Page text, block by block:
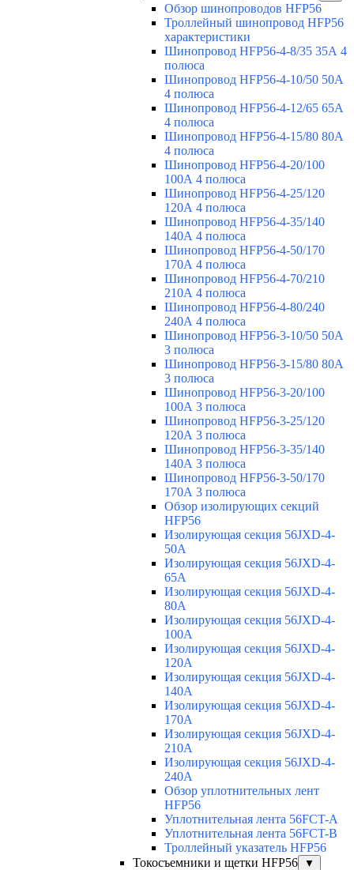
Обзор шинопроводов HFP56
Троллейный шинопровод HFP56
характеристики
Шинопровод HFP56-4-8/35 35А 4
полюса
Шинопровод HFP56-4-10/50 50А
4 полюса
Шинопровод HFP56-4-12/65 65А
4 полюса
Шинопровод HFP56-4-15/80 80А
4 полюса
Шинопровод HFP56-4-20/100
100А 4 полюса
Шинопровод HFP56-4-25/120
120А 4 полюса
Шинопровод HFP56-4-35/140
140А 4 полюса
Шинопровод HFP56-4-50/170
170А 4 полюса
Шинопровод HFP56-4-70/210
210А 4 полюса
Шинопровод HFP56-4-80/240
240А 4 полюса
Шинопровод HFP56-3-10/50 50А
3 полюса
Шинопровод HFP56-3-15/80 80А
3 полюса
Шинопровод HFP56-3-20/100
100А 3 полюса
Шинопровод HFP56-3-25/120
120А 3 полюса
Шинопровод HFP56-3-35/140
140А 3 полюса
Шинопровод HFP56-3-50/170
170А 3 полюса
Обзор изолирующих секций
HFP56
Изолирующая секция 56JXD-4-
50A
Изолирующая секция 56JXD-4-
65A
Изолирующая секция 56JXD-4-
80A
Изолирующая секция 56JXD-4-
100A
Изолирующая секция 56JXD-4-
120A
Изолирующая секция 56JXD-4-
140A
Изолирующая секция 56JXD-4-
170A
Изолирующая секция 56JXD-4-
210A
Изолирующая секция 56JXD-4-
240A
Обзор уплотнительных лент
HFP56
Уплотнительная лента 56FCT-A
Уплотнительная лента 56FCT-B
Троллейный указатель HFP56
Токосъемники и щетки HFP56
▼